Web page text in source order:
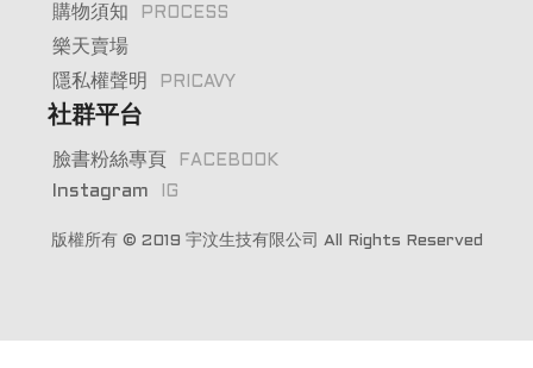
購物須知 PROCESS
樂天賣場
隱私權聲明
PRICAVY
社群平台
臉書粉絲專頁 FACEBOOK
Instagram IG
版權所有 © 2019 宇汶生技有限公司 All Rights Reserved